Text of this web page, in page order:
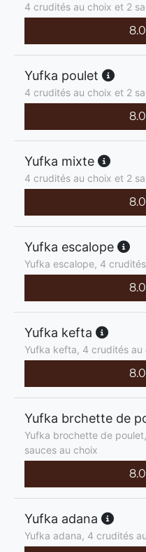
4 crudités au choix et 2
Yufka poulet
4 crudités au choix et 2
Yufka mixte
4 crudités au choix et 2
Yufka escalope
Yufka escalope, 4
Yufka kefta
Yufka kefta, 4 crudités
Yufka brchette de
Yufka brochette de
sauces au choix
Yufka adana
Yufka adana, 4 crudités